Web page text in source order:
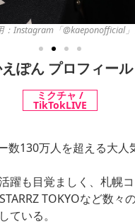
：Instagram「@kaeponofficial
ぽん プロフィール
ミクチャ /
TikTokLIVE
数130万人を超える大人
躍も目覚ましく、札幌
TOKYOなど数々
ている。